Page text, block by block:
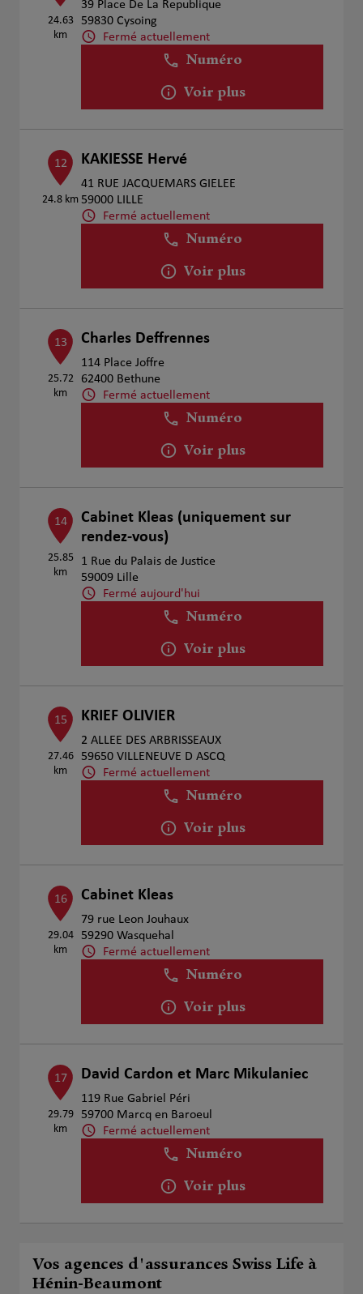
24.63
km
39 Place De La Republique
59830 Cysoing
Fermé actuellement
Numéro
Voir plus
12
24.8 km
KAKIESSE Hervé
41 RUE JACQUEMARS GIELEE
59000 LILLE
Fermé actuellement
Numéro
Voir plus
13
25.72
km
Charles Deffrennes
114 Place Joffre
62400 Bethune
Fermé actuellement
Numéro
Voir plus
14
25.85
km
Cabinet Kleas (uniquement sur
rendez-vous)
1 Rue du Palais de Justice
59009 Lille
Fermé aujourd'hui
Numéro
Voir plus
15
27.46
km
KRIEF OLIVIER
2 ALLEE DES ARBRISSEAUX
59650 VILLENEUVE D ASCQ
Fermé actuellement
Numéro
Voir plus
16
29.04
km
Cabinet Kleas
79 rue Leon Jouhaux
59290 Wasquehal
Fermé actuellement
Numéro
Voir plus
17
29.79
km
David Cardon et Marc Mikulaniec
119 Rue Gabriel Péri
59700 Marcq en Baroeul
Fermé actuellement
Numéro
Voir plus
Vos agences d'assurances Swiss Life à
Hénin-Beaumont